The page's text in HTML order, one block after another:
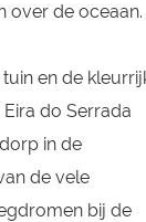
over de oceaan.
en de
do Serrada
in de
de vele
bij de